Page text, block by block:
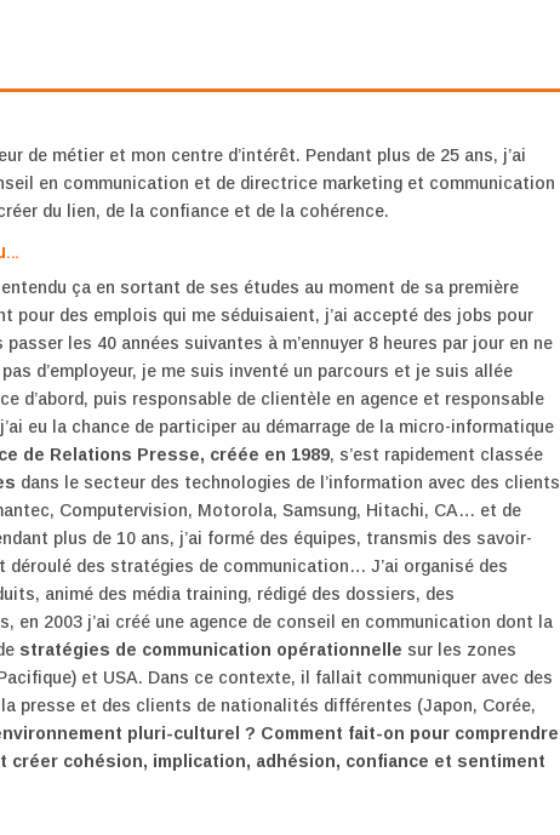
de métier et mon centre d’intérêt. Pendant plus de 25 ans, j’ai
en communication et de directrice marketing et communication
du lien, de la confiance et de la cohérence.
ça en sortant de ses études au moment de sa première
pour des emplois qui me séduisaient, j’ai accepté des jobs pour
les 40 années suivantes à m’ennuyer 8 heures par jour en ne
d’employeur, je me suis inventé un parcours et je suis allée
d’abord, puis responsable de clientèle en agence et responsable
eu la chance de participer au démarrage de la micro-informatique
de Relations Presse, créée en 1989, s’est rapidement classée
dans le secteur des technologies de l’information avec des clients
Computervision, Motorola, Samsung, Hitachi, CA… et de
plus de 10 ans, j’ai formé des équipes, transmis des savoir-
des stratégies de communication… J’ai organisé des
animé des média training, rédigé des dossiers, des
en 2003 j’ai créé une agence de conseil en communication dont la
stratégies de communication opérationnelle sur les zones
et USA. Dans ce contexte, il fallait communiquer avec des
presse et des clients de nationalités différentes (Japon, Corée,
pluri-culturel ? Comment fait-on pour comprendre
créer cohésion, implication, adhésion, confiance et sentiment